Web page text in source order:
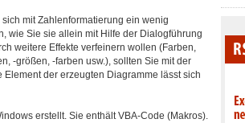
sich mit Zahlenformatierung ein wenig
wie Sie sie allein mit Hilfe der Dialogführung
weitere Effekte verfeinern wollen (Farben,
-größen, -farben usw.), sollten Sie mit der
der erzeugten Diagramme lässt sich
erstellt. Sie enthält VBA-Code (Makros).